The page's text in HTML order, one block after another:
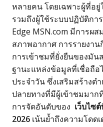
หลายคน โดยเฉพาะผู้ที่อ
รวมถึงผู้ใช้ระบบปฏิบัติกา
Edge MSN.com มีการผ
สภาพอากาศ การรายงา
การเข้าชมที่ยั่งยืนของมั
ฐานะแหล่งข้อมูลที่เชื่อถื
ประจำวัน ซึ่งเสริมสร้าง
ปลายทางที่มีผู้เข้าชมมาก
การจัดอันดับของ เว็บไซ
2026 เน้นย้ำถึงความโดด